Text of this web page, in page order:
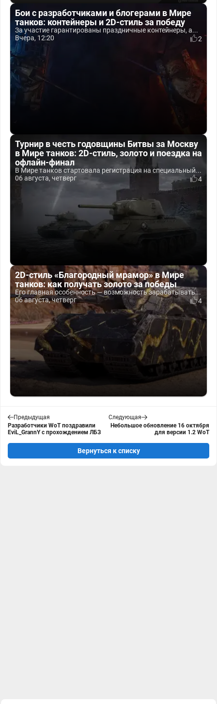
Бои с разработчиками и блогерами в Мире
танков: контейнеры и 2D-стиль за победу
За участие гарантированы праздничные контейнеры, а...
Вчера, 12:20
2
Турнир в честь годовщины Битвы за Москву
в Мире танков: 2D-стиль, золото и поездка на
офлайн-финал
В Мире танков стартовала регистрация на специальный...
06 августа, четверг
4
2D-стиль «Благородный мрамор» в Мире
танков: как получать золото за победы
Его главная особенность — возможность зарабатывать...
06 августа, четверг
4
Предыдущая
Разработчики WoT поздравили
EviL_GrannY с прохождением ЛБЗ
Следующая
Небольшое обновление 16 октября
для версии 1.2 WoT
Вернуться к списку